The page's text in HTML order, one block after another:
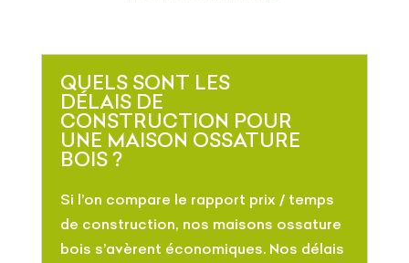
QUELS SONT LES
DÉLAIS DE
CONSTRUCTION POUR
UNE MAISON OSSATURE
BOIS ?
Si l’on compare le rapport prix / temps
de construction, nos maisons ossature
bois s’avèrent économiques. Nos délais